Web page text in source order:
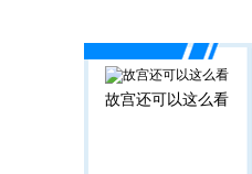
故宫还可以这么看